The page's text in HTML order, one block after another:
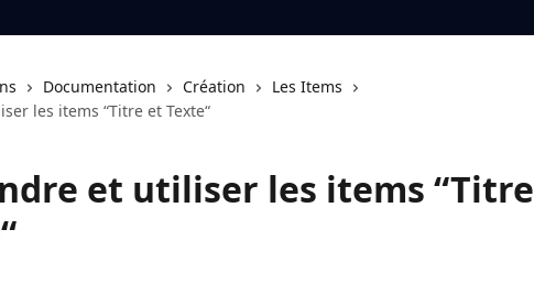
Documentation Création
Les Items
les items “Titre et Texte“
et utiliser les items “Titre